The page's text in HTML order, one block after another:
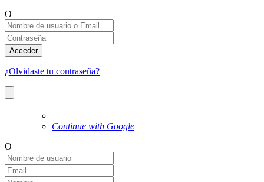
O
Acceder
¿Olvidaste tu contraseña?
Continue with Google
O